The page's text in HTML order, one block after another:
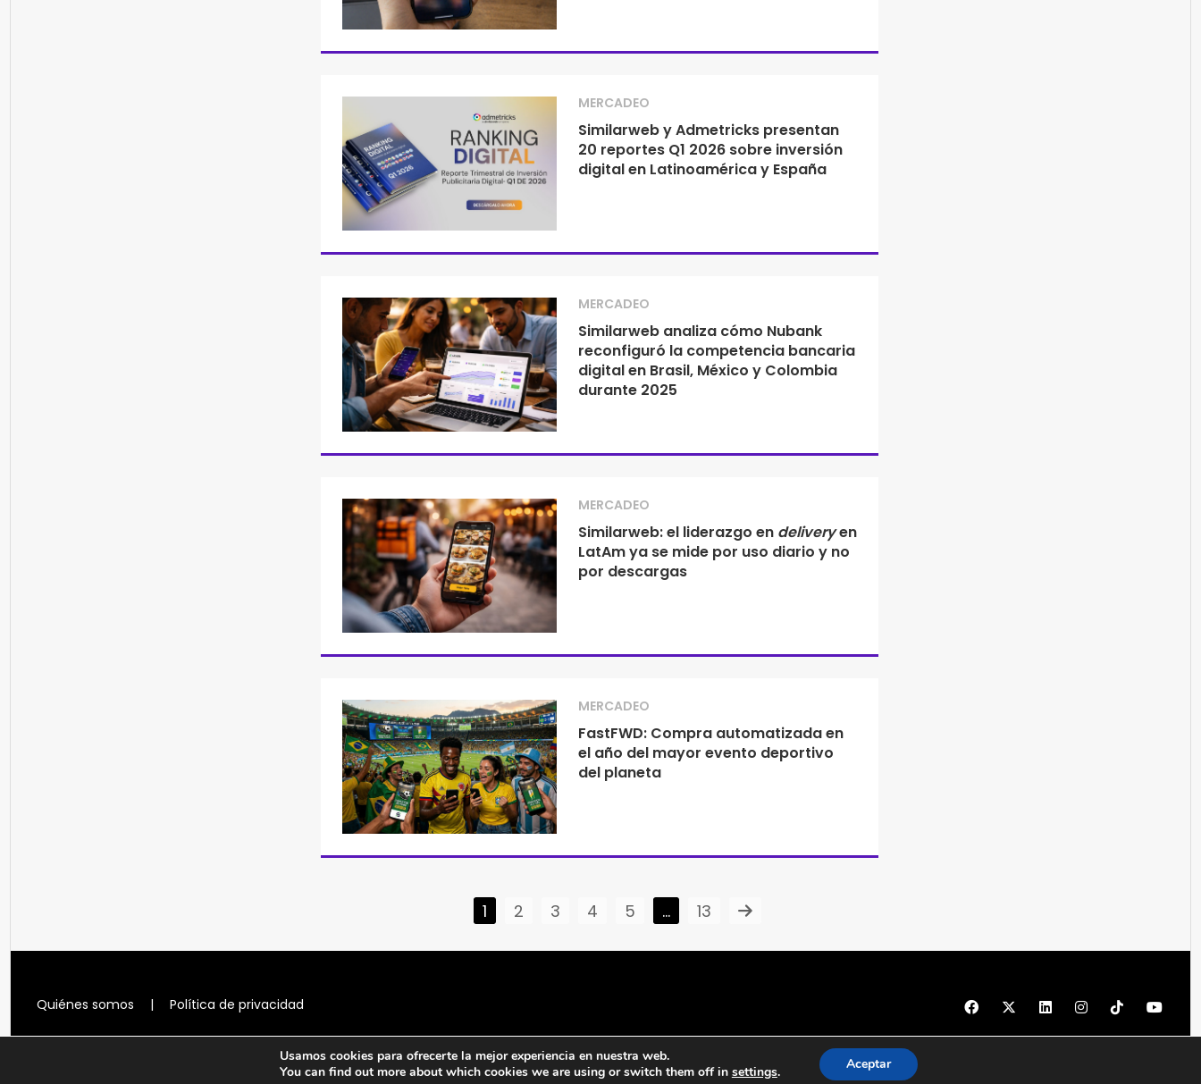
MERCADEO
Similarweb y Admetricks presentan
20 reportes Q1 2026 sobre inversión
digital en Latinoamérica y España
MERCADEO
Similarweb analiza cómo Nubank
reconfiguró la competencia bancaria
digital en Brasil, México y Colombia
durante 2025
MERCADEO
Similarweb: el liderazgo en deliveryen
LatAm ya se mide por uso diario y no
por descargas
MERCADEO
FastFWD: Compra automatizada en
el año del mayor evento deportivo
del planeta
1 2 3 4 5 … 13
Quiénes somos | Política de privacidad
© 1997 - 2026 PRODU - Todos los derechos reservados
Usamos cookies para ofrecerte la mejor experiencia en nuestra web.
You can find out more about which cookies we are using or switch them off in settings. Aceptar